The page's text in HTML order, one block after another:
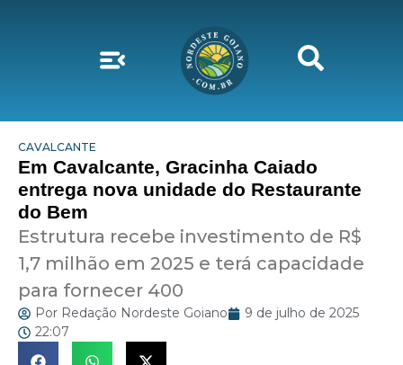
CAVALCANTE
Em Cavalcante, Gracinha Caiado
entrega nova unidade do Restaurante
do Bem
Estrutura recebe investimento de R$
1,7 milhão em 2025 e terá capacidade
para fornecer 400
Por Redação Nordeste Goiano
9 de julho de 2025
22:07